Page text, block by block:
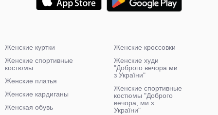
Женские куртки
Женские спортивные
костюмы
Женские платья
Женские кардиганы
Женская обувь
Женские кроссовки
Женские худи
"Доброго вечора ми
з України"
Женские спортивные
костюмы "Доброго
вечора, ми з
України"